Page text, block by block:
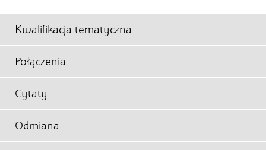
Kwalifikacja tematyczna
Połączenia
Cytaty
Odmiana